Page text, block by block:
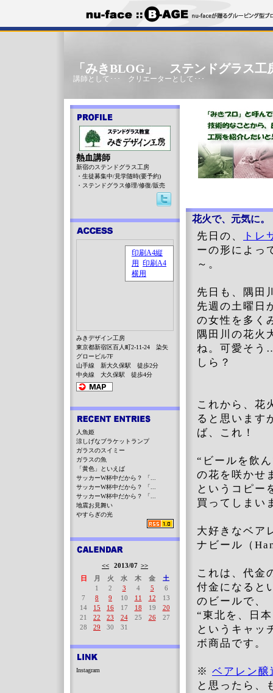
「みきBLOG」 ステンドグラス工
講師として･･･ クリエーターとして･･･
花火で、元気に。
先日の、
トレ
ーの形によっ
～。
先日も、隅田
先週の土曜日
の女性を多く
隅田川の花火
ね。可愛そ
しら？
これから、花
ると思います
ば、これ！
“ビールを飲
の花を咲かせ
というコピー
買ってしまい
大好きなベア
ナビール（
これは、代金
付金になると
のビールで、
“東北を、日
というキャ
ボ商品です。
※ ベアレン
と思ったら、
熱血講師
新宿のステンドグラス工房
・生徒募集中/見学随時(要予約)
・ステンドグラス修理/修復/販売
みきデザイン工房
東京都新宿区百人町2-11-24 染矢
グロービル7F
山手線 新大久保駅 徒歩2分
中央線 大久保駅 徒歩4分
人魚姫
涼しげなブラケットランプ
ガラスのスイミー
ガラスの魚
「黄色」といえば
サッカーW杯中だから？ 「...
サッカーW杯中だから？ 「...
サッカーW杯中だから？ 「...
地震お見舞い
やすらぎの光
<< 2013/07 >>
日
月 火 水 木 金
土
1
2 3 4 5
6
7
8 9 10 11 12
13
14
15 16 17 18 19
20
21
22 23 24 25 26
27
28
29 30 31
Instagram